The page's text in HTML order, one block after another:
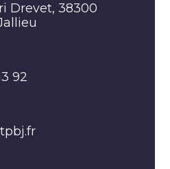
Drevet, 38300
92